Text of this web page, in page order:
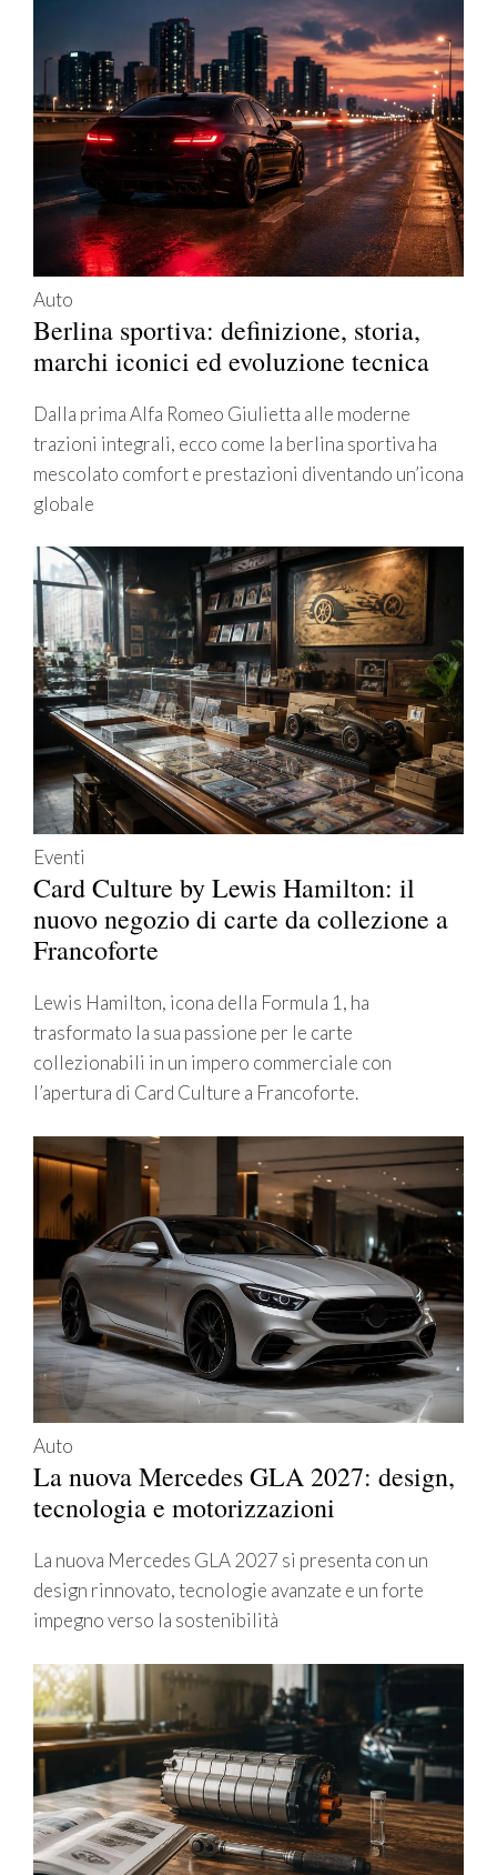
Auto
Berlina sportiva: definizione, storia,
marchi iconici ed evoluzione tecnica
Dalla prima Alfa Romeo Giulietta alle moderne
trazioni integrali, ecco come la berlina sportiva ha
mescolato comfort e prestazioni diventando un’icona
globale
Eventi
Card Culture by Lewis Hamilton: il
nuovo negozio di carte da collezione a
Francoforte
Lewis Hamilton, icona della Formula 1, ha
trasformato la sua passione per le carte
collezionabili in un impero commerciale con
l’apertura di Card Culture a Francoforte.
Auto
La nuova Mercedes GLA 2027: design,
tecnologia e motorizzazioni
La nuova Mercedes GLA 2027 si presenta con un
design rinnovato, tecnologie avanzate e un forte
impegno verso la sostenibilità